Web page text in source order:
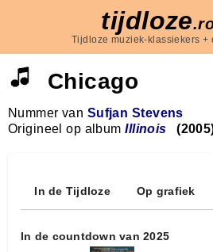
tijdloze
Tijdloze muziek-klassiekers +
Chicago
Nummer van Sufjan Stevens
Origineel op albumIllinois
In de Tijdloze Op grafiek
In de countdown van 2025